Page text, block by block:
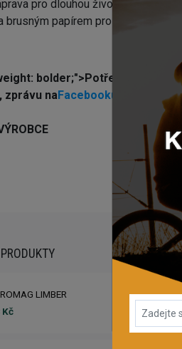
pro dlouhou životnost
brusným papírem pro lepší
bolder;">Potřebujete
, zprávu naFacebooku nebo
LIMBER
Kč